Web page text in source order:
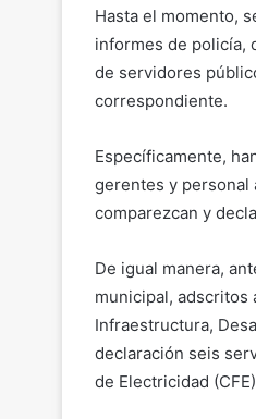
Hasta el momento,
informes de policía,
de servidores
correspondiente.
Específicamente,
gerentes y personal
comparezcan y
De igual manera,
municipal, adscritos
Infraestructura,
declaración seis
de Electricidad